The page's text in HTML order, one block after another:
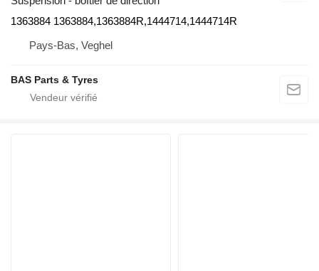
1363884 1363884,1363884R,1444714,1444714R
Pays-Bas, Veghel
BAS Parts & Tyres